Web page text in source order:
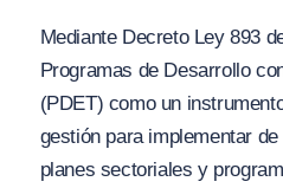
Mediante Decreto Ley 893
Programas de Desarrollo
(PDET) como un
gestión para implementar
planes sectoriales y